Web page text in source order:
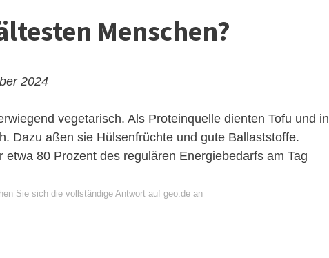
Menschen?
2024
vegetarisch. Als Proteinquelle dienten Tofu und in
Dazu aßen sie Hülsenfrüchte und gute Ballaststoffe.
etwa 80 Prozent des regulären Energiebedarfs am Tag
Sie sich die vollständige Antwort auf geo.de an